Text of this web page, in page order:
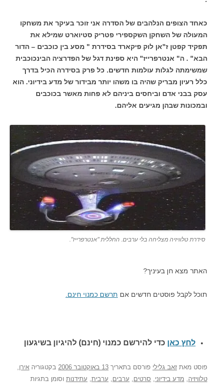
כאחד הצופים הנלהבים של הסדרה אני זוכר בעיקר את משחקו
המעולה של השחקן השקספירי פטריק סטיוארט שמילא את
תפקיד קפטן ז"אן לוק פיקארד בסידרת " מסע בין כוכבים – הדור
הבא" . ה" אנטרפרייז" היא ספינת דגל של הפדרציה הבינכוכבית
שמשימתה לגלות עולמות חדשים. כל פרק בסידרה הכיל בדרך
כלל רעיון מבריק שהיה בו משהו יותר מבידור של מדע בידיוני. הוא
עסק בבני אדם וביחסים ביניהם לא פחות מאשר בכוכבים
ובמכונות שבהן מגיעים אליהם.
סידרת טלוויזיה מצליחה בלי ערבים. החללית "אנטרפרייז".
האתר מצא חן בעיניך?
תוכל לקבל פוסטים חדשים אם תרשם כמנוי חינם.
לחץ כאן כדי להירשם כמנוי (חינם) להיגיון בשיגעון
פוסט מאת זאב גלילי פורסם בתאריך 13 באוקטובר 2006 בקטגוריה אירן
טלוויזיה
מדע בידיוני סרטים ערבים ערבית עתידנות וסומן בתגיות